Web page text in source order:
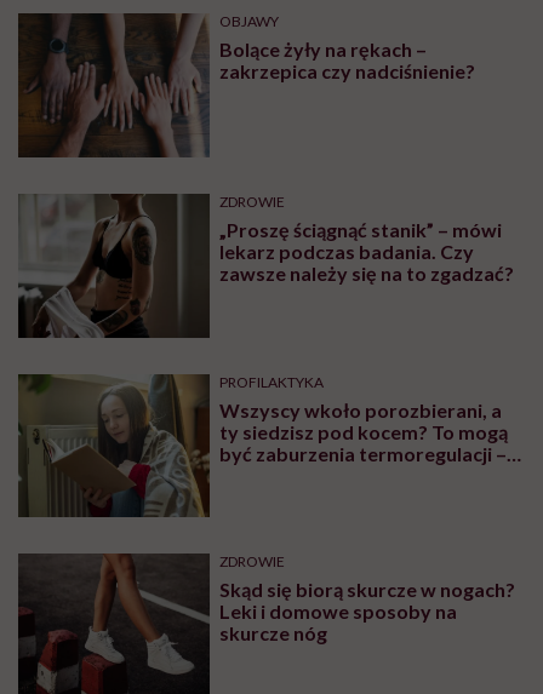
OBJAWY
Bolące żyły na rękach –
zakrzepica czy nadciśnienie?
ZDROWIE
„Proszę ściągnąć stanik” – mówi
lekarz podczas badania. Czy
zawsze należy się na to zgadzać?
PROFILAKTYKA
Wszyscy wkoło porozbierani, a
ty siedzisz pod kocem? To mogą
być zaburzenia termoregulacji –
ZDROWIE
Skąd się biorą skurcze w nogach?
Leki i domowe sposoby na
skurcze nóg